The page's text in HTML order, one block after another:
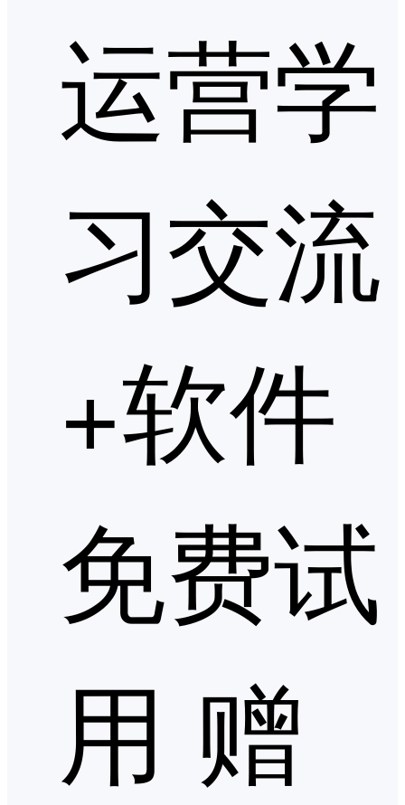
运营学
习交流
+软件
免费试
用 赠